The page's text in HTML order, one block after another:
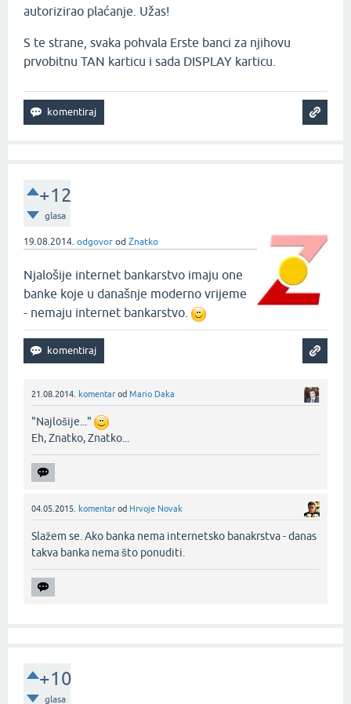
autorizirao plaćanje. Užas!
S te strane, svaka pohvala Erste banci za njihovu
prvobitnu TAN karticu i sada DISPLAY karticu.
+12
glasa
19.08.2014. odgovor od Znatko
Njalošije internet bankarstvo imaju one
banke koje u današnje moderno vrijeme
- nemaju internet bankarstvo.
21.08.2014. komentar od Mario Daka
"Najlošije..."
Eh, Znatko, Znatko...‌
04.05.2015. komentar od Hrvoje Novak
Slažem se. Ako banka nema internetsko banakrstva - danas
takva banka nema što ponuditi.‌
+10
glasa